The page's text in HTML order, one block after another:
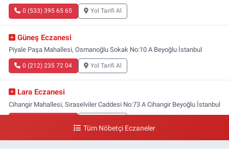
0 (533) 395 65 65 Yol Tarifi Al
Güneş Eczanesi
Piyale Paşa Mahallesi, Osmanoğlu Sokak No:10 A Beyoğlu İstanbul
0 (212) 235 72 04 Yol Tarifi Al
Lara Eczanesi
Cihangir Mahallesi, Sıraselviler Caddesi No:73 A Cihangir Beyoğlu İstanbul
Tüm Nöbetçi Eczaneler